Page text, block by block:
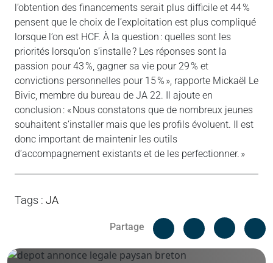
l’obtention des financements serait plus difficile et 44 %
pensent que le choix de l’exploitation est plus compliqué
lorsque l’on est HCF. À la question : quelles sont les
priorités lorsqu’on s’installe ? Les réponses sont la
passion pour 43 %, gagner sa vie pour 29 % et
convictions personnelles pour 15 % », rapporte Mickaël Le
Bivic, membre du bureau de JA 22. Il ajoute en
conclusion : « Nous constatons que de nombreux jeunes
souhaitent s’installer mais que les profils évoluent. Il est
donc important de maintenir les outils
d’accompagnement existants et de les perfectionner. »
Tags : JA
Partage
Facebook
Linked